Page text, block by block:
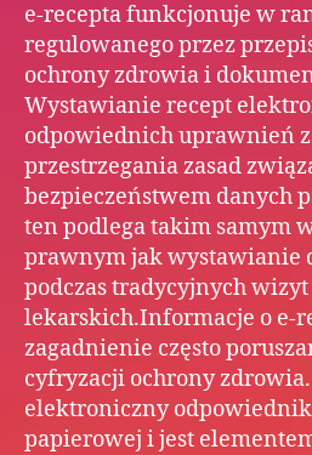
e-recepta funkcjonuje w
regulowanego przez
ochrony zdrowia i
Wystawianie recept
odpowiednich uprawnień
przestrzegania zasad
bezpieczeństwem danych
ten podlega takim samym
prawnym jak wystawianie
podczas tradycyjnych wizyt
lekarskich.Informacje o e-
zagadnienie często
cyfryzacji ochrony
elektroniczny
papierowej i jest